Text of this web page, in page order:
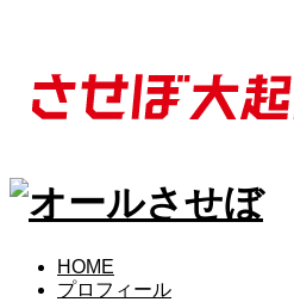
HOME
プロフィール